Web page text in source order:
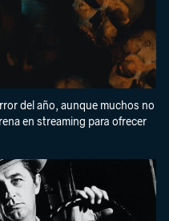
del año, aunque muchos no
en streaming para ofrecer